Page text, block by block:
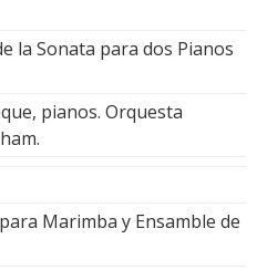
la Sonata para dos Pianos
pianos. Orquesta
Marimba y Ensamble de